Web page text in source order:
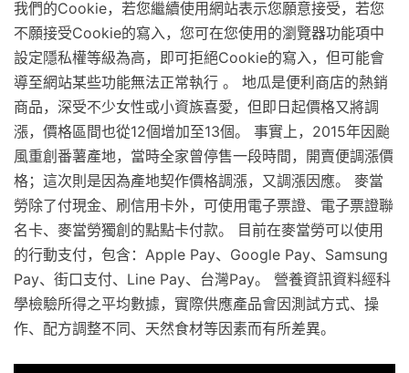
我們的Cookie，若您繼續使用網站表示您願意接受，若您
不願接受Cookie的寫入，您可在您使用的瀏覽器功能項中
設定隱私權等級為高，即可拒絕Cookie的寫入，但可能會
導至網站某些功能無法正常執行 。 地瓜是便利商店的熱銷
商品，深受不少女性或小資族喜愛，但即日起價格又將調
漲，價格區間也從12個增加至13個。 事實上，2015年因颱
風重創番薯產地，當時全家曾停售一段時間，開賣便調漲價
格；這次則是因為產地契作價格調漲，又調漲因應。 麥當
勞除了付現金、刷信用卡外，可使用電子票證、電子票證聯
名卡、麥當勞獨創的點點卡付款。 目前在麥當勞可以使用
的行動支付，包含：Apple Pay、Google Pay、Samsung
Pay、街口支付、Line Pay、台灣Pay。 營養資訊資料經科
學檢驗所得之平均數據，實際供應產品會因測試方式、操
作、配方調整不同、天然食材等因素而有所差異。